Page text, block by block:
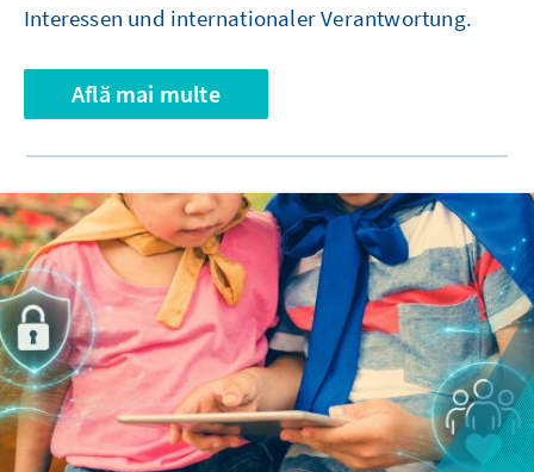
Interessen und internationaler Verantwortung.
Află mai multe